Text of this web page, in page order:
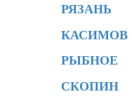
РЯЗАНЬ
КАСИМОВ
РЫБНОЕ
СКОПИН